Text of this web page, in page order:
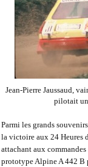
Jean-Pierre Jaussaud,
pilotait
Parmi les grands
la victoire aux 24 Heures
attachant aux
prototype Alpine A 442 B